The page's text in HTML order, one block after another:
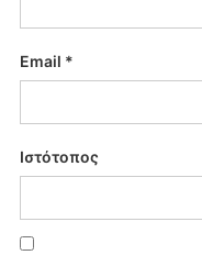
Email *
Ιστότοπος